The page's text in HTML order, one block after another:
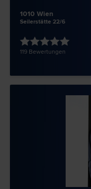
1010 Wien
Seilerstätte 22/6
119 Bewertungen